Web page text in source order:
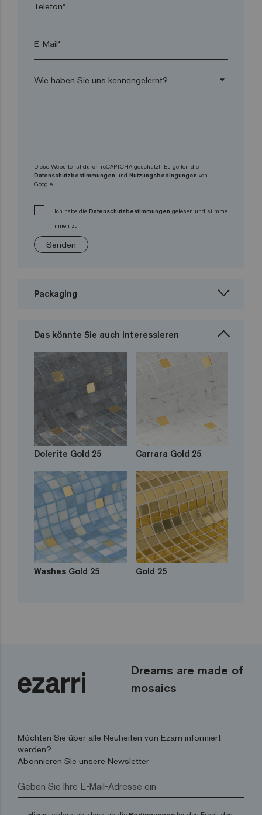
Telefon*
E-Mail*
arrow_drop_down
Diese Website ist durch reCAPTCHA geschützt. Es gelten die
Datenschutzbestimmungen und Nutzungsbedingungen von
Google.
Ich habe die Datenschutzbestimmungen gelesen und stimme
ihnen zu
Senden
Packaging
Das könnte Sie auch interessieren
Dolerite Gold 25 Carrara Gold 25
Washes Gold 25 Gold 25
Dreams are made of
mosaics
Möchten Sie über alle Neuheiten von Ezarri informiert
werden?
Abonnieren Sie unsere Newsletter